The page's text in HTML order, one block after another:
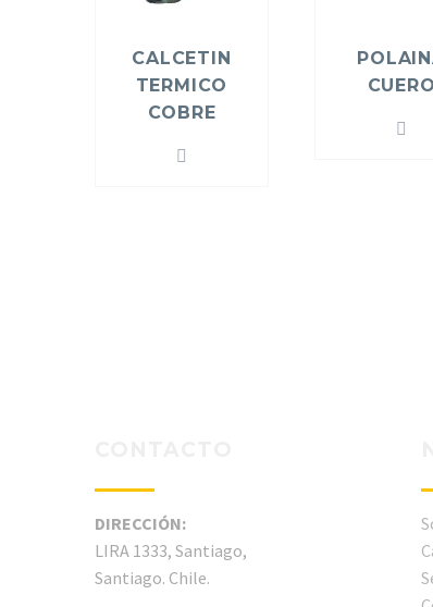
CALCETIN
TERMICO
COBRE
CUERO
DIRECCIÓN:
LIRA 1333, Santiago,
Santiago. Chile.